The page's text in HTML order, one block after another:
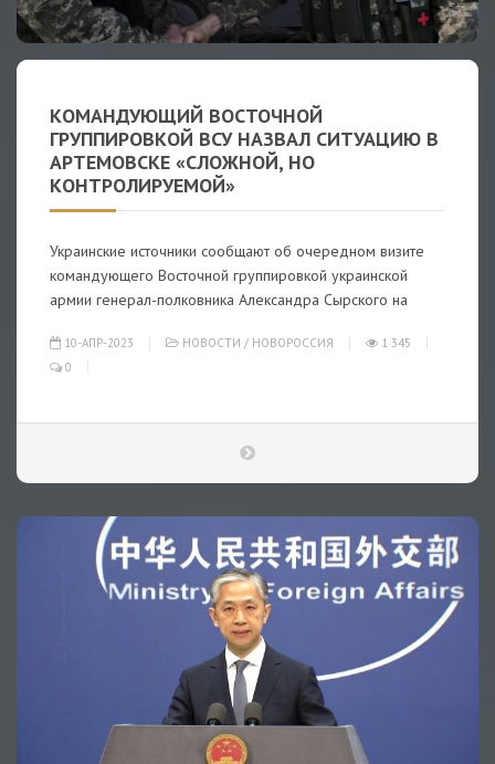
КОМАНДУЮЩИЙ ВОСТОЧНОЙ
ГРУППИРОВКОЙ ВСУ НАЗВАЛ СИТУАЦИЮ В
АРТЕМОВСКЕ «СЛОЖНОЙ, НО
КОНТРОЛИРУЕМОЙ»
Украинские источники сообщают об очередном визите
командующего Восточной группировкой украинской
армии генерал-полковника Александра Сырского на
10-АПР-2023 НОВОСТИ / НОВОРОССИЯ
1 345
0